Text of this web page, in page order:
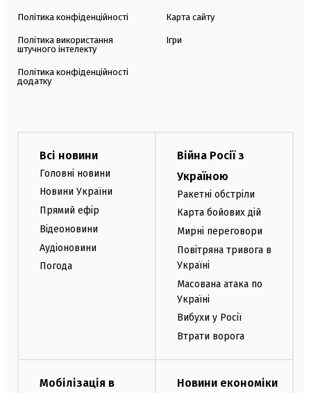
Політика конфіденційності
Політика використання
штучного інтелекту
Політика конфіденційності
додатку
Карта сайту
Ігри
Всі новини
Головні новини
Новини України
Прямий ефір
Відеоновини
Аудіоновини
Погода
Війна Росії з
Україною
Ракетні обстріли
Карта бойових дій
Мирні переговори
Повітряна тривога в
Україні
Масована атака по
Україні
Вибухи у Росії
Втрати ворога
Мобілізація в
Новини економіки